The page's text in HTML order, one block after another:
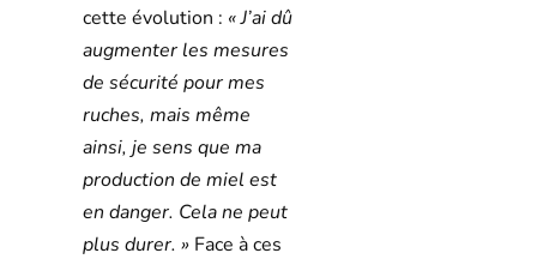
cette évolution : « J’ai dû
augmenter les mesures
de sécurité pour mes
ruches, mais même
ainsi, je sens que ma
production de miel est
en danger. Cela ne peut
plus durer. »Face à ces